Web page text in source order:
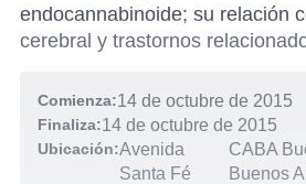
endocannabinoide; su relación
cerebral y trastornos
Comienza:14 de octubre de 2015
Finaliza:14 de octubre de 2015
Ubicación:Avenida
Santa Fé
CABA
Buenos